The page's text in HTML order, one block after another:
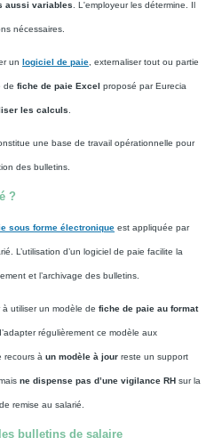
aussi variables . L'employeur les détermine. Il
nécessaires.
un logiciel de paie , externaliser tout ou partie
de fiche de paie Excel proposé par Eurecia
les calculs
une base de travail opérationnelle pour
des bulletins.
?
sous forme électronique est appliquée par
L’utilisation d’un logiciel de paie facilite la
et l’archivage des bulletins.
utiliser un modèle de fiche de paie au format
régulièrement ce modèle aux
recours à un modèle à jour reste un support
ne dispense pas d’une vigilance RH sur la
remise au salarié.
bulletins de salaire